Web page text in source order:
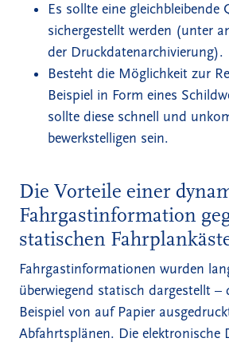
Es sollte eine gleichbleibende
sichergestellt werden (unter
der Druckdatenarchivierung).
Besteht die Möglichkeit zur
Beispiel in Form eines
sollte diese schnell und
bewerkstelligen sein.
Die Vorteile einer
Fahrgastinformation
statischen
Fahrgastinformationen wurden
überwiegend statisch dargestellt –
Beispiel von auf Papier
Abfahrtsplänen. Die elektronische